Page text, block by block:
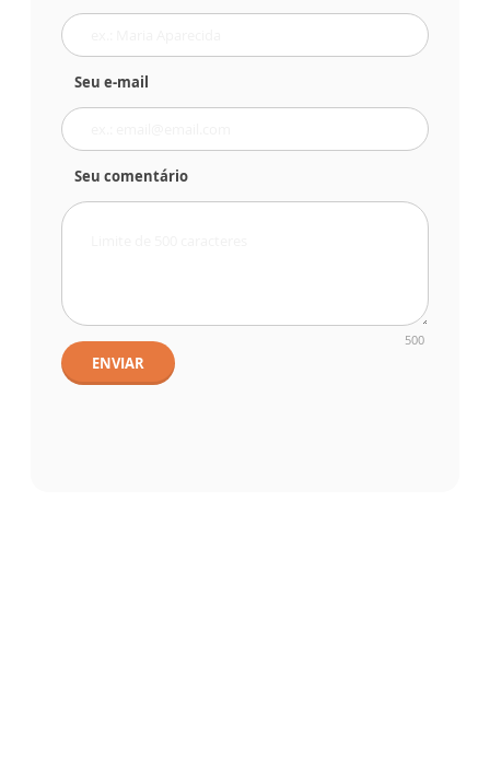
Seu e-mail
Seu comentário
500
ENVIAR